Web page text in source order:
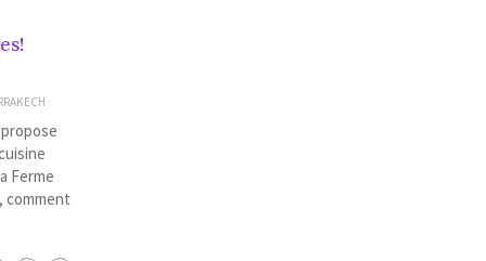
Ferme
comment